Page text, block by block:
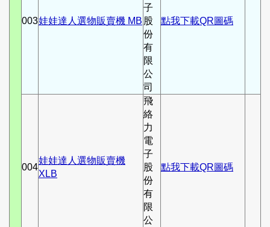
003娃娃達人選物販賣機 MB
子
股
份
有
限
公
司
點我下載QR圖碼
004
娃娃達人選物販賣機
XLB
飛
絡
力
電
子
股
份
有
限
公
點我下載QR圖碼